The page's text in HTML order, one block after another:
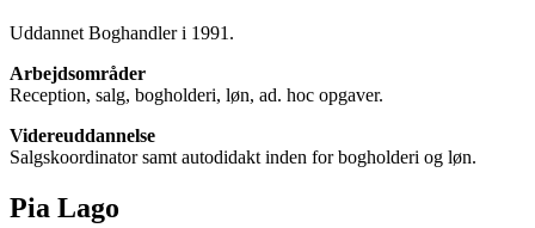
Uddannet Boghandler i 1991.
Arbejdsområder
Reception, salg, bogholderi, løn, ad. hoc opgaver.
Videreuddannelse
Salgskoordinator samt autodidakt inden for bogholderi og løn.
Pia Lago